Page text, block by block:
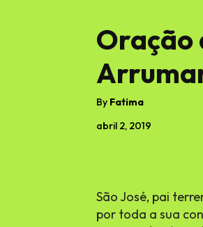
Oração
By Fatima
abril 2, 2019
São José, pai
por toda a sua